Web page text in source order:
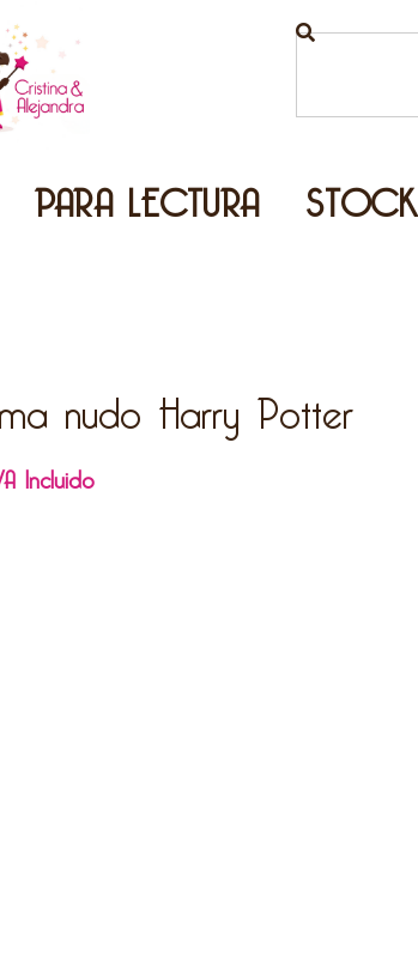
PARA LECTURA STOCK
nudo Harry Potter
Incluido